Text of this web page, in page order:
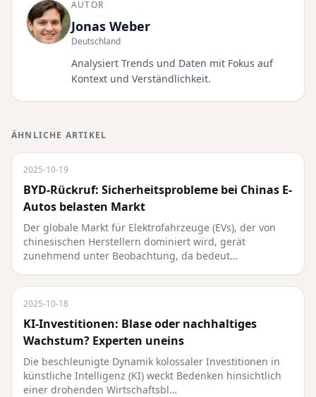
AUTOR
Jonas Weber
Deutschland
Analysiert Trends und Daten mit Fokus auf
Kontext und Verständlichkeit.
ÄHNLICHE ARTIKEL
2025-10-19
BYD-Rückruf: Sicherheitsprobleme bei Chinas E-
Autos belasten Markt
Der globale Markt für Elektrofahrzeuge (EVs), der von
chinesischen Herstellern dominiert wird, gerät
zunehmend unter Beobachtung, da bedeut…
2025-10-18
KI-Investitionen: Blase oder nachhaltiges
Wachstum? Experten uneins
Die beschleunigte Dynamik kolossaler Investitionen in
künstliche Intelligenz (KI) weckt Bedenken hinsichtlich
einer drohenden Wirtschaftsbl…